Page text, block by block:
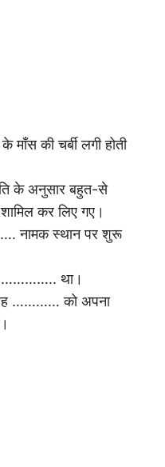
की चर्बी लगी होती
के अनुसार बहुत-से
कर लिए गए।
नामक स्थान पर शुरू
………….. था।
………… को अपना